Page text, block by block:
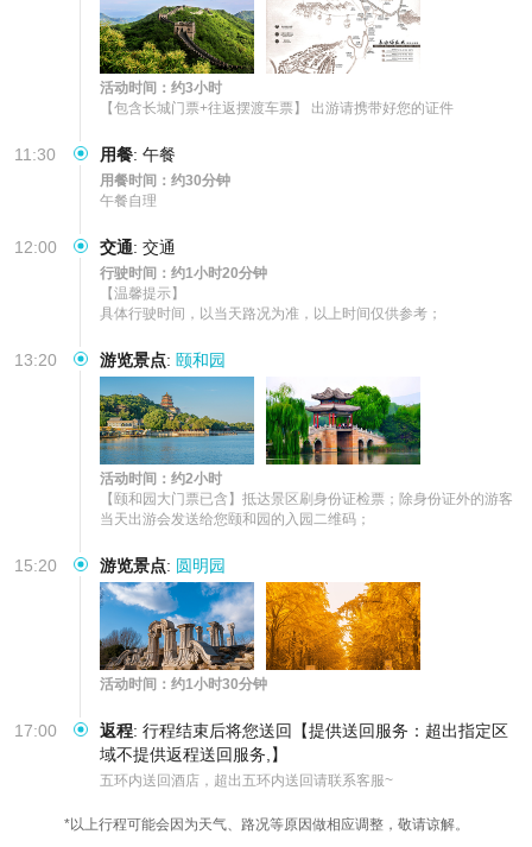
活动时间：约3小时
【包含长城门票+往返摆渡车票】 出游请携带好您的证件
11:30 用餐: 午餐
用餐时间：约30分钟
午餐自理
12:00 交通: 交通
行驶时间：约1小时20分钟
【温馨提示】
具体行驶时间，以当天路况为准，以上时间仅供参考；
13:20 游览景点: 颐和园
活动时间：约2小时
【颐和园大门票已含】抵达景区刷身份证检票；除身份证外的游客
当天出游会发送给您颐和园的入园二维码；
15:20 游览景点: 圆明园
活动时间：约1小时30分钟
17:00 返程: 行程结束后将您送回【提供送回服务：超出指定区
域不提供返程送回服务,】
五环内送回酒店，超出五环内送回请联系客服~
*以上行程可能会因为天气、路况等原因做相应调整，敬请谅解。